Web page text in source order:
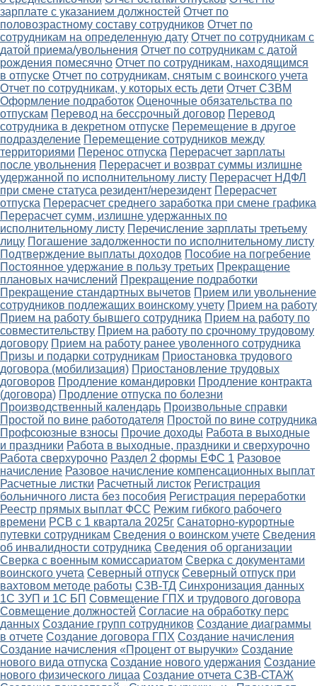
зарплате с указанием должностей Отчет по
половозрастному составу сотрудников Отчет по
сотрудникам на определенную дату Отчет по сотрудникам с
датой приема/увольнения Отчет по сотрудникам с датой
рождения помесячно Отчет по сотрудникам, находящимся
в отпуске Отчет по сотрудникам, снятым с воинского учета
Отчет по сотрудникам, у которых есть дети Отчет СЗВМ
Оформление подработок Оценочные обязательства по
отпускам Перевод на бессрочный договор Перевод
сотрудника в декретном отпуске Перемещение в другое
подразделение Перемещение сотрудников между
территориями Перенос отпуска Перерасчет зарплаты
после увольнения Перерасчет и возврат суммы излишне
удержанной по исполнительному листу Перерасчет НДФЛ
при смене статуса резидент/нерезидент Перерасчет
отпуска Перерасчет среднего заработка при смене графика
Перерасчет сумм, излишне удержанных по
исполнительному листу Перечисление зарплаты третьему
лицу Погашение задолженности по исполнительному листу
Подтверждение выплаты доходов Пособие на погребение
Постоянное удержание в пользу третьих Прекращение
плановых начислений Прекращение подработки
Прекращение стандартных вычетов Прием или увольнение
сотрудников подлежащих воинскому учету Прием на работу
Прием на работу бывшего сотрудника Прием на работу по
совместительству Прием на работу по срочному трудовому
договору Прием на работу ранее уволенного сотрудника
Призы и подарки сотрудникам Приостановка трудового
договора (мобилизация) Приостановление трудовых
договоров Продление командировки Продление контракта
(договора) Продление отпуска по болезни
Производственный календарь Произвольные справки
Простой по вине работодателя Простой по вине сотрудника
Профсоюзные взносы Прочие доходы Работа в выходные
и праздники Работа в выходные, праздники и сверхурочно
Работа сверхурочно Раздел 2 формы ЕФС 1 Разовое
начисление Разовое начисление компенсационных выплат
Расчетные листки Расчетный листок Регистрация
больничного листа без пособия Регистрация переработки
Реестр прямых выплат ФСС Режим гибкого рабочего
времени РСВ с 1 квартала 2025г Санаторно-курортные
путевки сотрудникам Сведения о воинском учете Сведения
об инвалидности сотрудника Сведения об организации
Сверка с военным комиссариатом Сверка с документами
воинского учета Северный отпуск Северный отпуск при
вахтовом методе работы СЗВ-ТД Синхронизация данных
1С ЗУП и 1С БП Совмещение ГПХ и трудового договора
Совмещение должностей Согласие на обработку перс
данных Создание групп сотрудников Создание диаграммы
в отчете Создание договора ГПХ Создание начисления
Создание начисления «Процент от выручки» Создание
нового вида отпуска Создание нового удержания Создание
нового физического лицаа Создание отчета СЗВ-СТАЖ